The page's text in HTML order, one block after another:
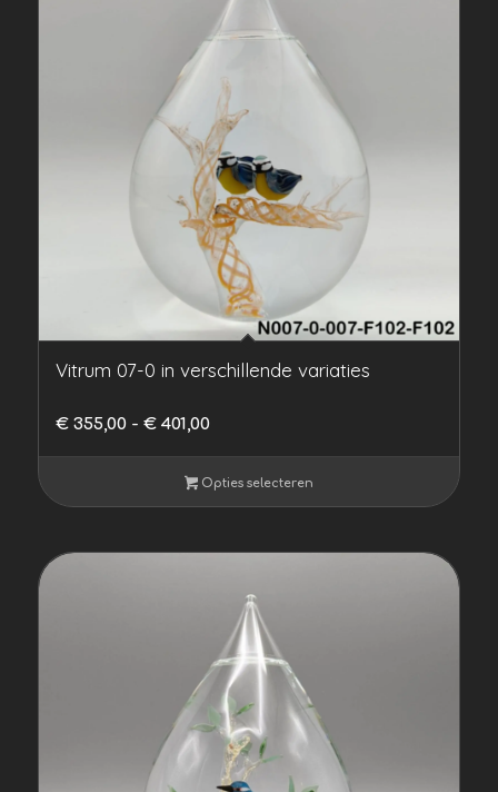
Vitrum 07-0 in verschillende variaties
€355,00 - €401,00Prijsklasse:
tot
Opties selecteren